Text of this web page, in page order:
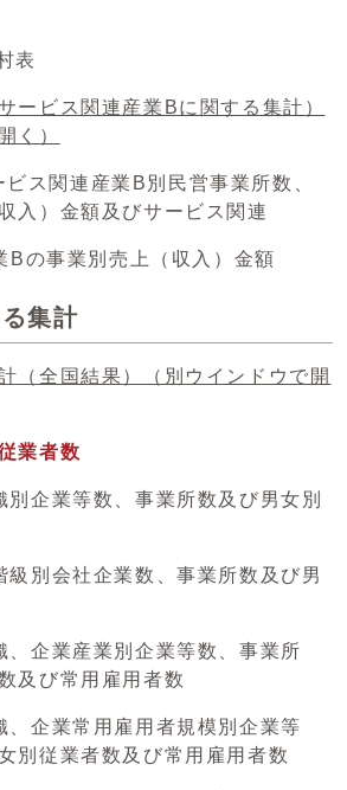
ービス関連産業Bに関する集計）
く）
連産業B別民営事業所数、
入）金額及びサービス関連
別売上（収入）金額
る集計
（全国結果）
（別ウインドウで開
業者数
等数、事業所数及び男女別
社企業数、事業所数及び男
業産業別企業等数、事業所
及び常用雇用者数
業常用雇用者規模別企業等
別従業者数及び常用雇用者数